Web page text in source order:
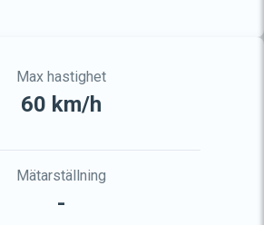
Max hastighet
60 km/h
Mätarställning
-